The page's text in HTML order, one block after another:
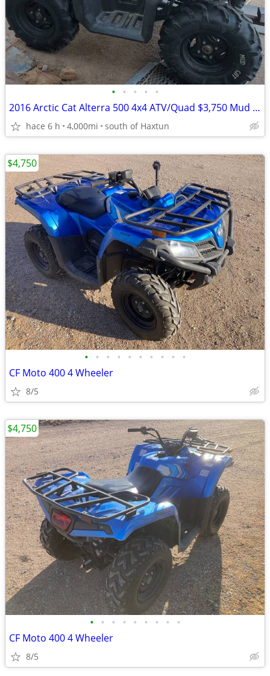
• • • • •
2016 Arctic Cat Alterra 500 4x4 ATV/Quad $3,750 Mud Cat Sale
hace 6 h 4,000mi south of Haxtun
• • • • • • • • • •
CF Moto 400 4 Wheeler
8/5
$4,750
• • • • • • • • •
CF Moto 400 4 Wheeler
8/5
$4,750